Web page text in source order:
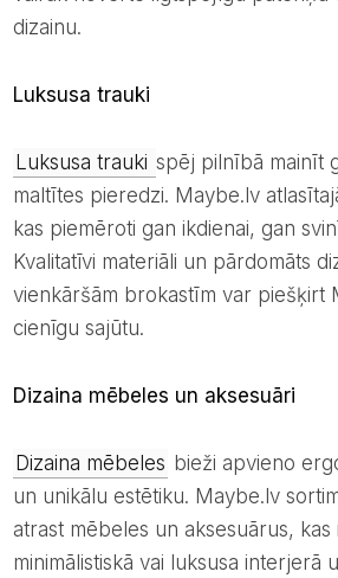
dizainu.
Luksusa trauki
Luksusa trauki spēj pilnībā mainīt
maltītes pieredzi. Maybe.lv
kas piemēroti gan ikdienai, gan
Kvalitatīvi materiāli un pārdomāts
vienkāršām brokastīm var piešķirt
cienīgu sajūtu.
Dizaina mēbeles un aksesuāri
Dizaina mēbeles bieži apvieno
un unikālu estētiku. Maybe.lv
atrast mēbeles un aksesuārus,
minimālistiskā vai luksusa interjerā